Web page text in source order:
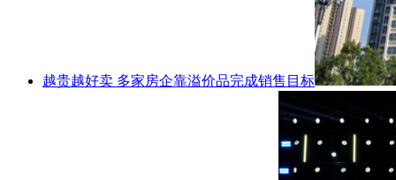
越贵越好卖 多家房企靠溢价品完成销售目标